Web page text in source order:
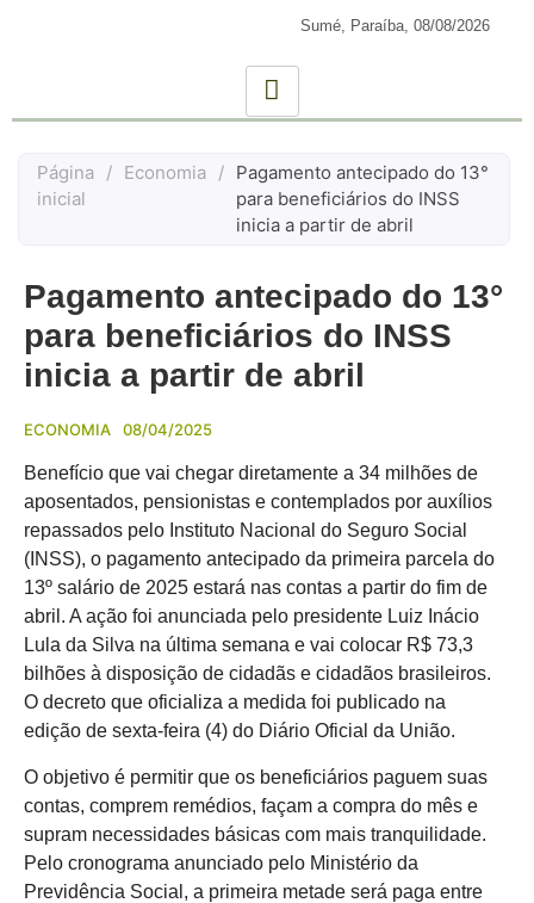
Sumé, Paraíba, 08/08/2026
Página
inicial
/ Economia / Pagamento antecipado do 13°
para beneficiários do INSS
inicia a partir de abril
Pagamento antecipado do 13°
para beneficiários do INSS
inicia a partir de abril
ECONOMIA 08/04/2025
Benefício que vai chegar diretamente a 34 milhões de
aposentados, pensionistas e contemplados por auxílios
repassados pelo Instituto Nacional do Seguro Social
(INSS), o pagamento antecipado da primeira parcela do
13º salário de 2025 estará nas contas a partir do fim de
abril. A ação foi anunciada pelo presidente Luiz Inácio
Lula da Silva na última semana e vai colocar R$ 73,3
bilhões à disposição de cidadãs e cidadãos brasileiros.
O decreto que oficializa a medida foi publicado na
edição de sexta-feira (4) do Diário Oficial da União.
O objetivo é permitir que os beneficiários paguem suas
contas, comprem remédios, façam a compra do mês e
supram necessidades básicas com mais tranquilidade.
Pelo cronograma anunciado pelo Ministério da
Previdência Social, a primeira metade será paga entre